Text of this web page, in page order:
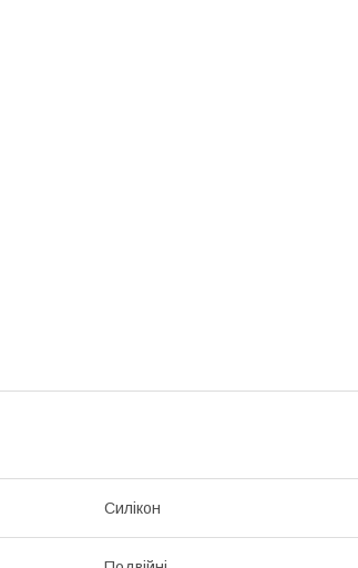
Силікон